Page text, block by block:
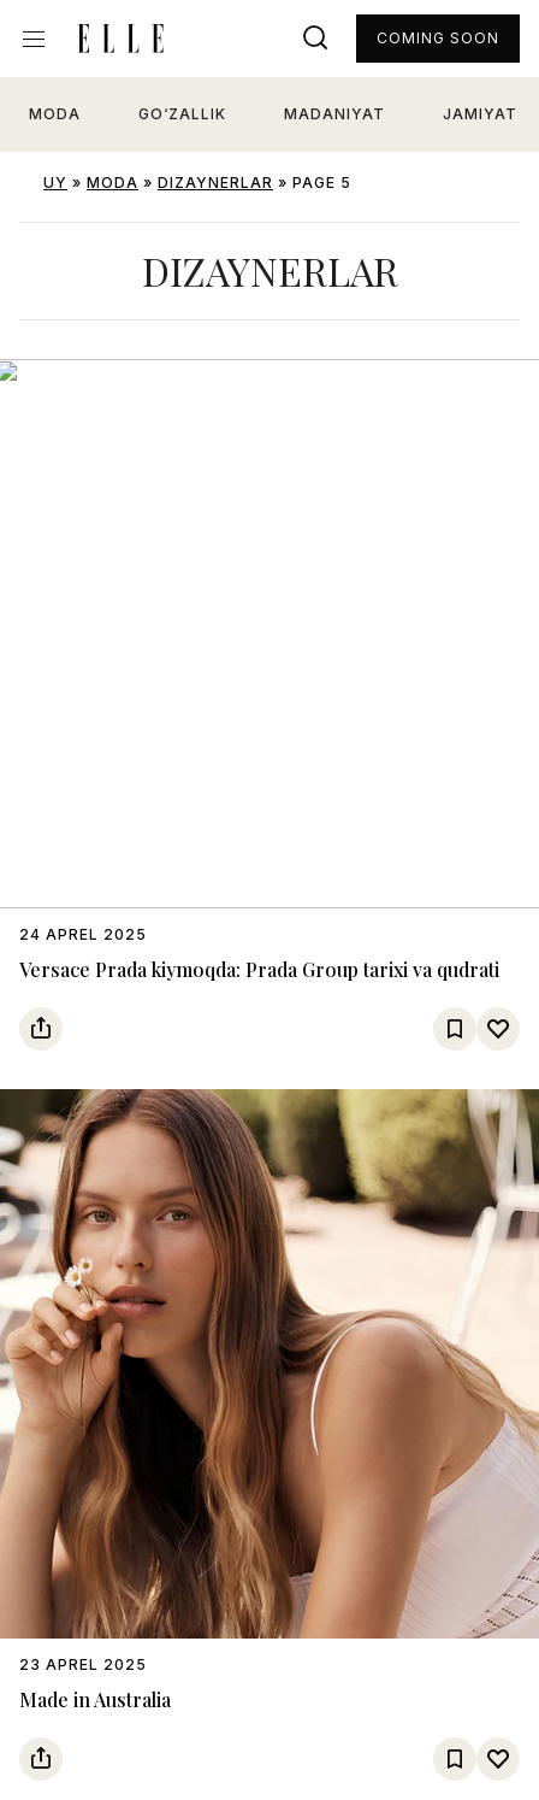
MODA GO‘ZALLIK MADANIYAT JAMIYAT
COMING SOON
UY » MODA » DIZAYNERLAR » PAGE 5
DIZAYNERLAR
Versace Prada kiymoqda: Prada Group tarixi va qudrati
24 APREL 2025
Made in Australia
23 APREL 2025